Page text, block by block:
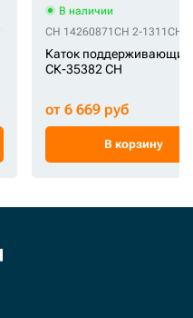
CH 208-30-00520CH 208-30-00521
В наличии
CH 14260871 CH 2-1311 CH
Каток поддерживающий
СК-35382 CH
от 6 669 руб
В корзину